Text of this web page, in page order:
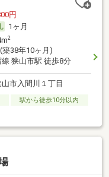
円
1ヶ月
2
築38年10ヶ月)
狭山市駅 徒歩8分
市入間川１丁目
駅から徒歩10分以内